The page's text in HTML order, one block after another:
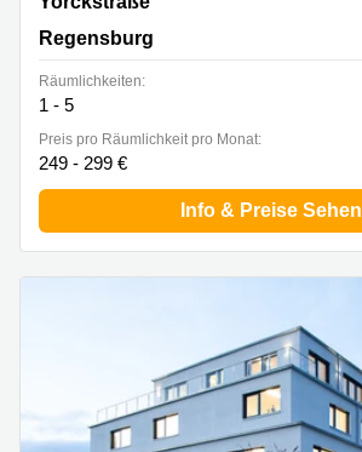
Regensburg
Räumlichkeiten:
1 - 5
Preis pro Räumlichkeit pro Monat:
249 - 299 €
Info & Preise Sehen